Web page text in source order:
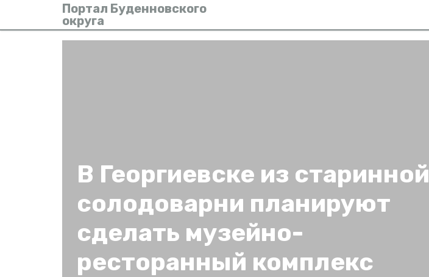
Портал Буденновского
округа
В Георгиевске из старинной
солодоварни планируют
сделать музейно-
ресторанный комплекс